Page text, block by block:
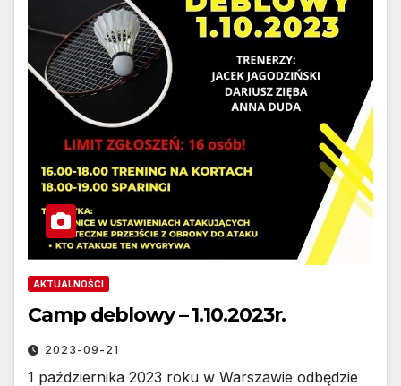
AKTUALNOŚCI
Camp deblowy – 1.10.2023r.
2023-09-21
1 października 2023 roku w Warszawie odbędzie